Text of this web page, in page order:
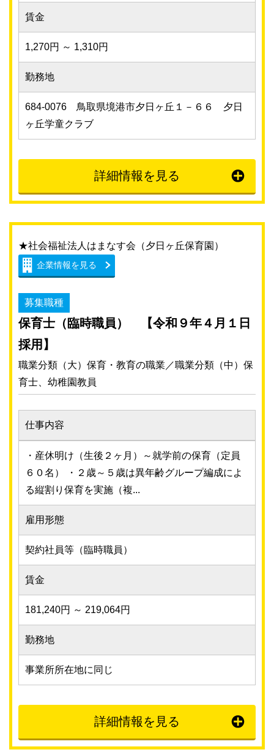
賃金
1,270円 ～ 1,310円
勤務地
684-0076 鳥取県境港市夕日ヶ丘１－６６ 夕日
ヶ丘学童クラブ
詳細情報を見る
企業情報を見る
★社会福祉法人はまなす会（夕日ヶ丘保育園）
募集職種
保育士（臨時職員） 【令和９年４月１日
採用】
職業分類（大）保育・教育の職業／職業分類（中）保
育士、幼稚園教員
仕事内容
・産休明け（生後２ヶ月）～就学前の保育（定員
６０名） ・２歳～５歳は異年齢グループ編成によ
る縦割り保育を実施（複...
雇用形態
契約社員等（臨時職員）
賃金
181,240円 ～ 219,064円
勤務地
事業所所在地に同じ
詳細情報を見る